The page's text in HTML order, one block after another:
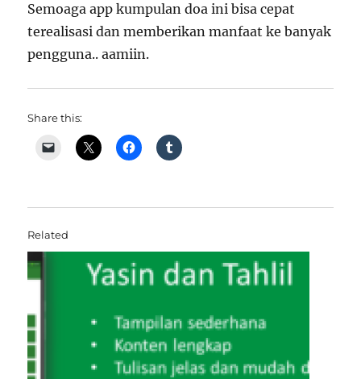
Semoaga app kumpulan doa ini bisa cepat
terealisasi dan memberikan manfaat ke banyak
pengguna.. aamiin.
Share this:
Related